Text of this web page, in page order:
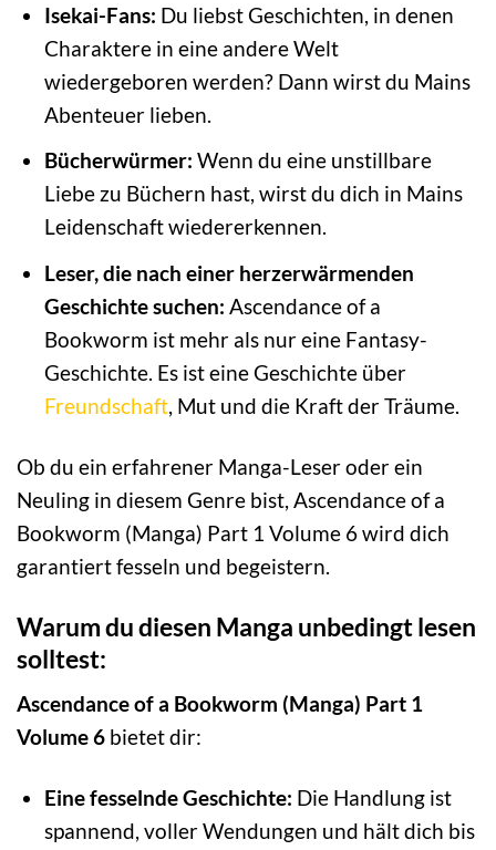
Isekai-Fans: Du liebst Geschichten, in denen
Charaktere in eine andere Welt
wiedergeboren werden? Dann wirst du Mains
Abenteuer lieben.
Bücherwürmer: Wenn du eine unstillbare
Liebe zu Büchern hast, wirst du dich in Mains
Leidenschaft wiedererkennen.
Leser, die nach einer herzerwärmenden
Geschichte suchen: Ascendance of a
Bookworm ist mehr als nur eine Fantasy-
Geschichte. Es ist eine Geschichte über
Freundschaft, Mut und die Kraft der Träume.
Ob du ein erfahrener Manga-Leser oder ein
Neuling in diesem Genre bist, Ascendance of a
Bookworm (Manga) Part 1 Volume 6 wird dich
garantiert fesseln und begeistern.
Warum du diesen Manga unbedingt lesen
solltest:
Ascendance of a Bookworm (Manga) Part 1
Volume 6 bietet dir:
Eine fesselnde Geschichte: Die Handlung ist
spannend, voller Wendungen und hält dich bis